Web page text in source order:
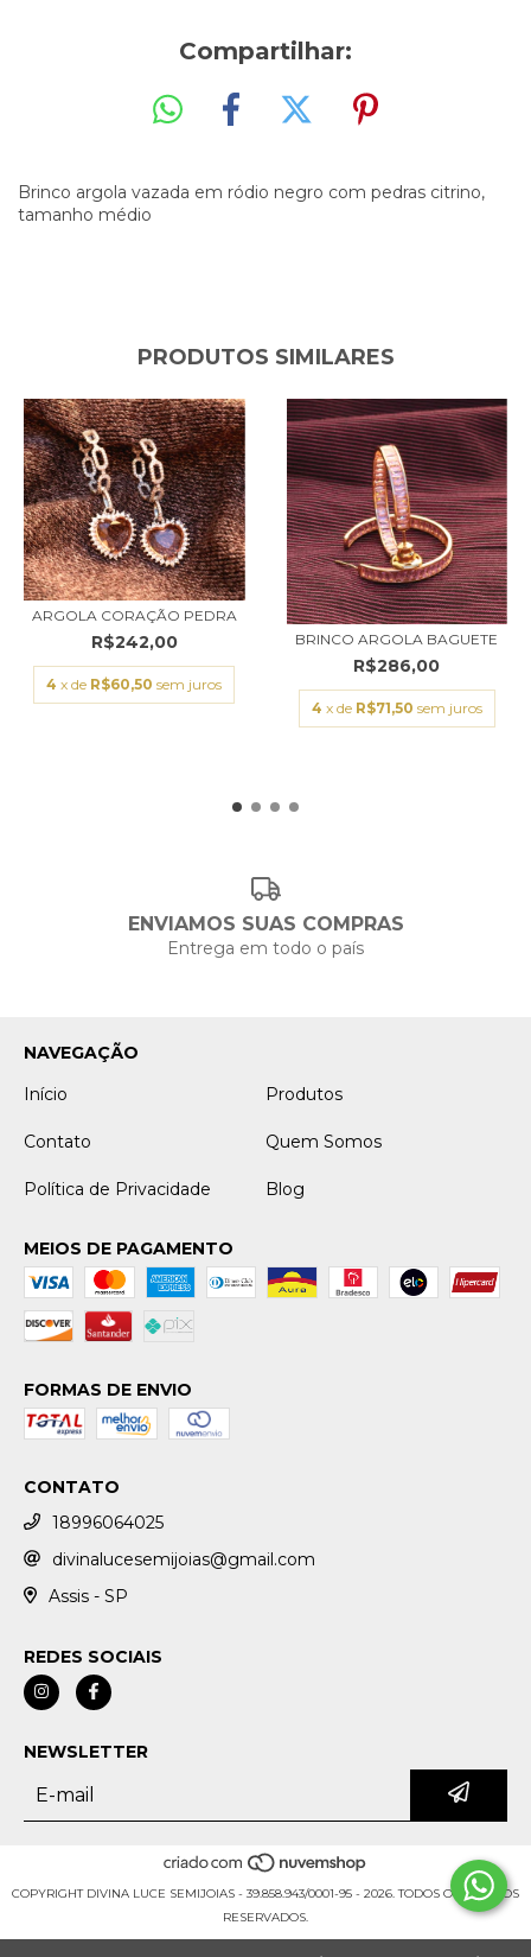
Compartilhar:
Brinco argola vazada em ródio negro com pedras citrino,
tamanho médio
PRODUTOS SIMILARES
ARGOLA CORAÇÃO PEDRA
R$242,00
4 x de R$60,50 sem juros
BRINCO ARGOLA BAGUETE
R$286,00
4 x de R$71,50 sem juros
ENVIAMOS SUAS COMPRAS
Entrega em todo o país
NAVEGAÇÃO
Início
Produtos
Contato Quem Somos
Política de Privacidade Blog
MEIOS DE PAGAMENTO
FORMAS DE ENVIO
CONTATO
18996064025
divinalucesemijoias@gmail.com
Assis - SP
REDES SOCIAIS
NEWSLETTER
COPYRIGHT DIVINA LUCE SEMIJOIAS - 39.858.943/0001-95 - 2026. TODOS OS DIREITOS
RESERVADOS.